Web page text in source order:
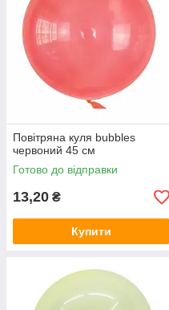
Повітряна куля bubbles
червоний 45 см
Готово до відправки
13,20 ₴
Купити